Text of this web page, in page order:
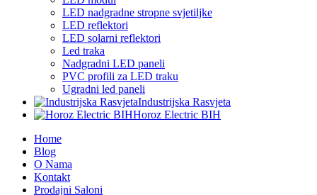
LED nadgradne stropne svjetiljke
LED reflektori
LED solarni reflektori
Led traka
Nadgradni LED paneli
PVC profili za LED traku
Ugradni led paneli
Industrijska Rasvjeta
Horoz Electric BIH
Home
Blog
O Nama
Kontakt
Prodajni Saloni